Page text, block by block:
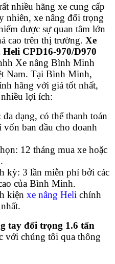
nhiều hãng xe cung cấp
nhiên, xe nâng đối trọng
được sự quan tâm lớn
cao trên thị trường. Xe
CPD16-970/D970
Xe nâng Bình Minh
Nam. Tại Bình Minh,
hãng với giá tốt nhất,
lợi ích:
dạng, có thể thanh toán
ban đầu cho doanh
12 tháng mua xe hoặc
kỳ: 3 lần miễn phí bởi các
của Bình Minh.
kiện xe nâng Heli chính
tay đối trọng 1.6 tấn
với chúng tôi qua thông